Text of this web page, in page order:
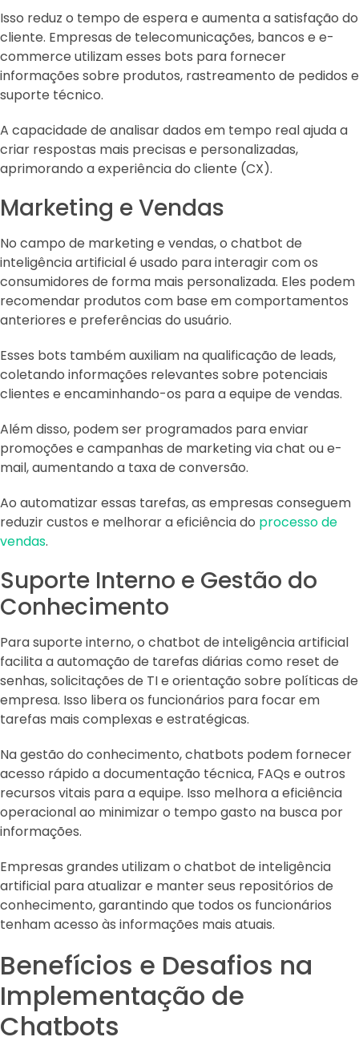
Isso reduz o tempo de espera e aumenta a satisfação do
cliente. Empresas de telecomunicações, bancos e e-
commerce utilizam esses bots para fornecer
informações sobre produtos, rastreamento de pedidos e
suporte técnico.
A capacidade de analisar dados em tempo real ajuda a
criar respostas mais precisas e personalizadas,
aprimorando a experiência do cliente (CX).
Marketing e Vendas
No campo de marketing e vendas, o chatbot de
inteligência artificial é usado para interagir com os
consumidores de forma mais personalizada. Eles podem
recomendar produtos com base em comportamentos
anteriores e preferências do usuário.
Esses bots também auxiliam na qualificação de leads,
coletando informações relevantes sobre potenciais
clientes e encaminhando-os para a equipe de vendas.
Além disso, podem ser programados para enviar
promoções e campanhas de marketing via chat ou e-
mail, aumentando a taxa de conversão.
Ao automatizar essas tarefas, as empresas conseguem
reduzir custos e melhorar a eficiência do processo de
vendas.
Suporte Interno e Gestão do
Conhecimento
Para suporte interno, o chatbot de inteligência artificial
facilita a automação de tarefas diárias como reset de
senhas, solicitações de TI e orientação sobre políticas de
empresa. Isso libera os funcionários para focar em
tarefas mais complexas e estratégicas.
Na gestão do conhecimento, chatbots podem fornecer
acesso rápido a documentação técnica, FAQs e outros
recursos vitais para a equipe. Isso melhora a eficiência
operacional ao minimizar o tempo gasto na busca por
informações.
Empresas grandes utilizam o chatbot de inteligência
artificial para atualizar e manter seus repositórios de
conhecimento, garantindo que todos os funcionários
tenham acesso às informações mais atuais.
Benefícios e Desafios na
Implementação de
Chatbots